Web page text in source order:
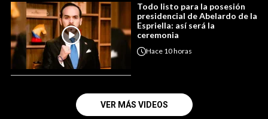
Todo listo para la posesión
presidencial de Abelardo de la
Espriella: así será la
ceremonia
Hace 10 horas
VER MÁS VIDEOS